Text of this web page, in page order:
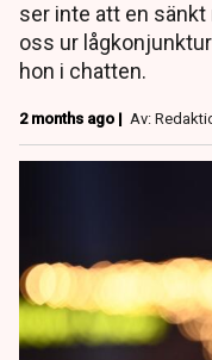
ser inte att en
oss ur
hon i chatten.
2 months ago | Av: